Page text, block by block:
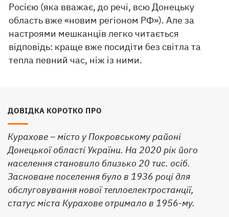
Росією (яка вважає, до речі, всю Донецьку
область вже «новим регіоном РФ»). Але за
настроями мешканців легко читається
відповідь: краще вже посидіти без світла та
тепла певний час, ніж із ними.
ДОВІДКА КОРОТКО ПРО
Курахове – місто у Покровському районі
Донецької області України. На 2020 рік його
населення становило близько 20 тис. осіб.
Засноване поселення було в 1936 році для
обслуговування нової теплоелектростанції,
статус міста Курахове отримало в 1956-му.